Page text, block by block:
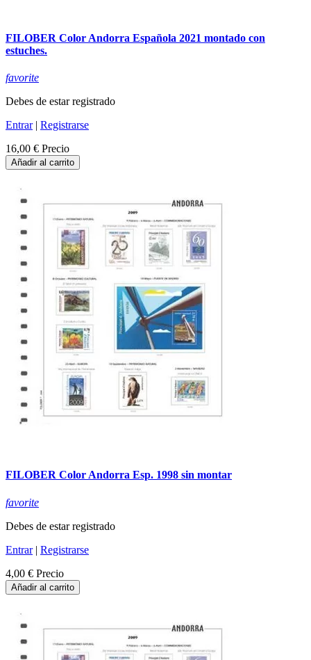
FILOBER Color Andorra Española 2021 montado con
estuches.
favorite
Debes de estar registrado
Entrar| Registrarse
16,00 € Precio
Añadir al carrito
FILOBER Color Andorra Esp. 1998 sin montar
favorite
Debes de estar registrado
Entrar| Registrarse
4,00 € Precio
Añadir al carrito